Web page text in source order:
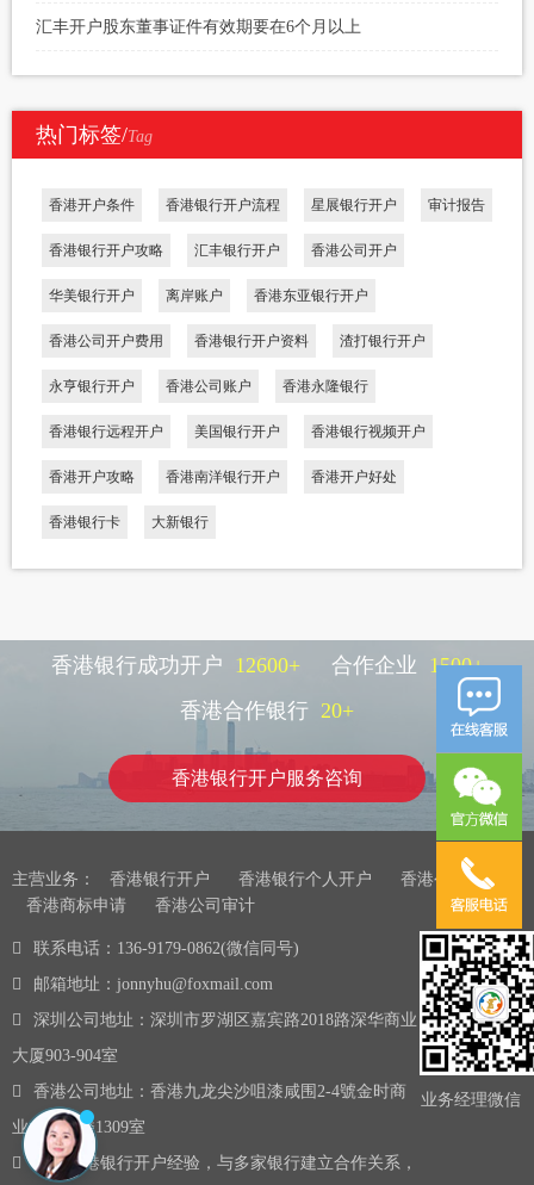
汇丰开户股东董事证件有效期要在6个月以上
热门标签/Tag
香港开户条件 香港银行开户流程 星展银行开户 审计报告
香港银行开户攻略 汇丰银行开户 香港公司开户
华美银行开户 离岸账户 香港东亚银行开户
香港公司开户费用 香港银行开户资料 渣打银行开户
永亨银行开户 香港公司账户 香港永隆银行
香港银行远程开户 美国银行开户 香港银行视频开户
香港开户攻略 香港南洋银行开户 香港开户好处
香港银行卡 大新银行
香港银行成功开户 12600+ 合作企业 1500+
香港合作银行 20+
香港银行开户服务咨询
主营业务： 香港银行开户 香港银行个人开户
香港公司注册
香港商标申请
香港公司审计
联系电话：136-9179-0862(微信同号)
邮箱地址：jonnyhu@foxmail.com
深圳公司地址：深圳市罗湖区嘉宾路2018路深华商业
大厦903-904室
香港公司地址：香港九龙尖沙咀漆咸围2-4號金时商
业大厦13楼1309室
10年香港银行开户经验，与多家银行建立合作关系，
业务经理微信